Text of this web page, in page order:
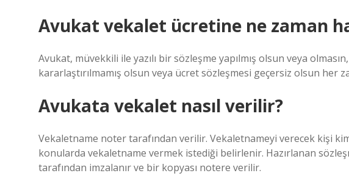
Avukat vekalet ücretine ne zaman
Avukat, müvekkili ile yazılı bir sözleşme yapılmış olsun veya
kararlaştırılmamış olsun veya ücret sözleşmesi geçersiz olsun her
Avukata vekalet nasıl verilir?
Vekaletname noter tarafından verilir. Vekaletnameyi verecek kişi
konularda vekaletname vermek istediği belirlenir. Hazırlanan
tarafından imzalanır ve bir kopyası notere verilir.